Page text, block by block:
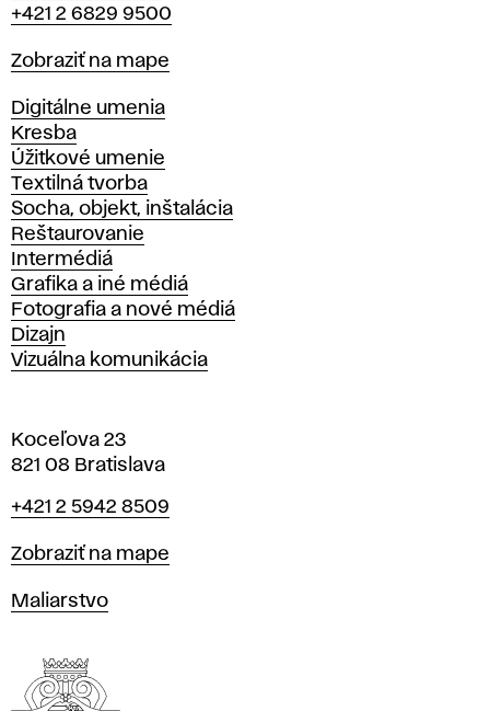
+421 2 6829 9500
Mapa
Zobraziť na mape
Katedry
Digitálne umenia
Kresba
Úžitkové umenie
Textilná tvorba
Socha, objekt, inštalácia
Reštaurovanie
Intermédiá
Grafika a iné médiá
Fotografia a nové médiá
Dizajn
Vizuálna komunikácia
Koceľova 23
821 08 Bratislava
Telefón
+421 2 5942 8509
Mapa
Zobraziť na mape
Katedry
Maliarstvo